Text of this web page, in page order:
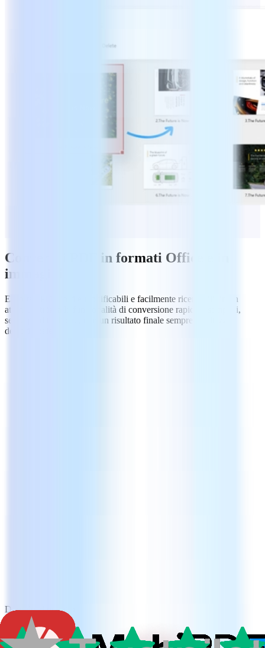
Converti i PDF in formati Office e in
immagini
Esporta i PDF in file modificabili e facilmente ricercabili, in un
attimo. Utilizza le funzionalità di conversione rapide e semplici,
senza perdita di dati, con un risultato finale sempre all'altezza
dell'originale.
Download gratuito